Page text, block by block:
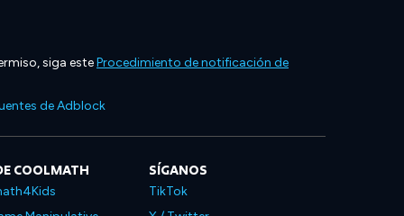
siga esteProcedimiento de notificación de
de Adblock
COOLMATH SÍGANOS
TikTok